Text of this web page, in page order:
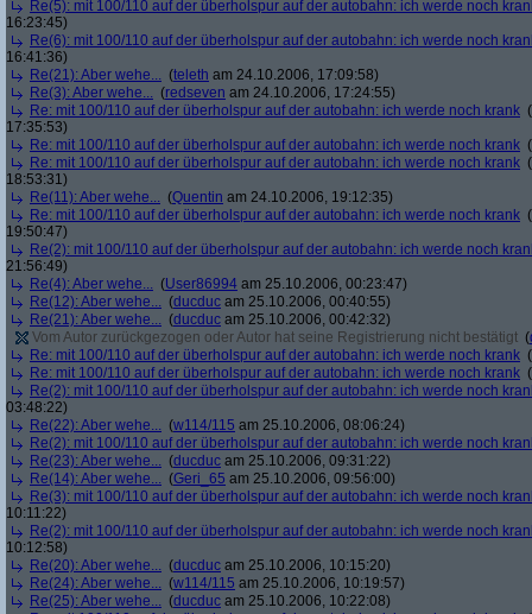
Re(5): mit 100/110 auf der überholspur auf der autobahn: ich werde noch
16:23:45)
Re(6): mit 100/110 auf der überholspur auf der autobahn: ich werde noch
16:41:36)
Re(21): Aber wehe... (teleth am 24.10.2006, 17:09:58)
Re(3): Aber wehe... (redseven am 24.10.2006, 17:24:55)
Re: mit 100/110 auf der überholspur auf der autobahn: ich werde noch krank (
17:35:53)
Re: mit 100/110 auf der überholspur auf der autobahn: ich werde noch krank (
Re: mit 100/110 auf der überholspur auf der autobahn: ich werde noch krank (
18:53:31)
Re(11): Aber wehe... (Quentin am 24.10.2006, 19:12:35)
Re: mit 100/110 auf der überholspur auf der autobahn: ich werde noch krank (
19:50:47)
Re(2): mit 100/110 auf der überholspur auf der autobahn: ich werde noch
21:56:49)
Re(4): Aber wehe... (User86994 am 25.10.2006, 00:23:47)
Re(12): Aber wehe... (ducduc am 25.10.2006, 00:40:55)
Re(21): Aber wehe... (ducduc am 25.10.2006, 00:42:32)
Vom Autor zurückgezogen oder Autor hat seine Registrierung nicht bestätigt (
Re: mit 100/110 auf der überholspur auf der autobahn: ich werde noch krank (
Re: mit 100/110 auf der überholspur auf der autobahn: ich werde noch krank (
Re(2): mit 100/110 auf der überholspur auf der autobahn: ich werde noch
03:48:22)
Re(22): Aber wehe... (w114/115 am 25.10.2006, 08:06:24)
Re(2): mit 100/110 auf der überholspur auf der autobahn: ich werde noch
Re(23): Aber wehe... (ducduc am 25.10.2006, 09:31:22)
Re(14): Aber wehe... (Geri_65 am 25.10.2006, 09:56:00)
Re(3): mit 100/110 auf der überholspur auf der autobahn: ich werde noch
10:11:22)
Re(2): mit 100/110 auf der überholspur auf der autobahn: ich werde noch
10:12:58)
Re(20): Aber wehe... (ducduc am 25.10.2006, 10:15:20)
Re(24): Aber wehe... (w114/115 am 25.10.2006, 10:19:57)
Re(25): Aber wehe... (ducduc am 25.10.2006, 10:22:08)